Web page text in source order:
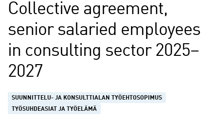
Collective agreement,
senior salaried employees
in consulting sector 2025–
2027
SUUNNITTELU- JA KONSULTTIALAN TYÖEHTOSOPIMUS
TYÖSUHDEASIAT JA TYÖELÄMÄ